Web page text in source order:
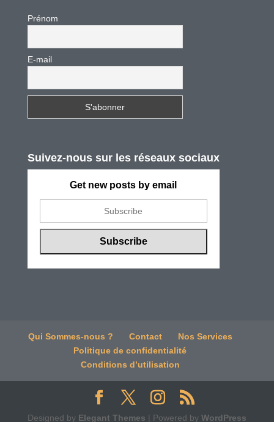
Prénom
E-mail
Suivez-nous sur les réseaux sociaux
Get new posts by email
Qui Sommes-nous ? Contact
Nos Services
Politique de confidentialité
Conditions d’utilisation
Designed by Elegant Themes | Powered by WordPress